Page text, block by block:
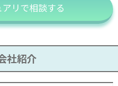
リで相談する
社紹介